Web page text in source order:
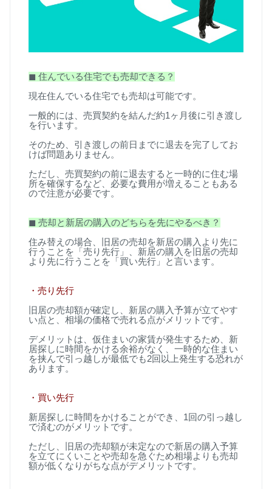
◼ 住んでいる住宅でも売却できる？
現在住んでいる住宅でも売却は可能です。
一般的には、売買契約を結んだ約1 ヶ月後に引き渡し
を行います。
そのため、引き渡しの前日までに退去を完了してお
けば問題ありません。
ただし、売買契約の前に退去すると一時的に住む場
所を確保するなど、必要な費用が増えることもある
ので注意が必要です。
◼ 売却と新居の購入のどちらを先にやるべき？
住み替えの場合、旧居の売却を新居の購入より先に
行うことを「売り先行」、新居の購入を旧居の売却
より先に行うことを「買い先行」と言います。
・売り先行
旧居の売却額が確定し、新居の購入予算が立てやす
い点と、相場の価格で売れる点がメリットです。
デメリットは、仮住まいの家賃が発生するため、新
居探しに時間をかける余裕がなく、一時的な住まい
を挟んで引っ越しが最低でも2回以上発生する恐れが
あります。
・買い先行
新居探しに時間をかけることができ、 1 回の引っ越し
で済むのがメリットです。
ただし、旧居の売却額が未定なので新居の購入予算
を立てにくいことや売却を急ぐため相場よりも売却
額が低くなりがちな点がデメリットです。